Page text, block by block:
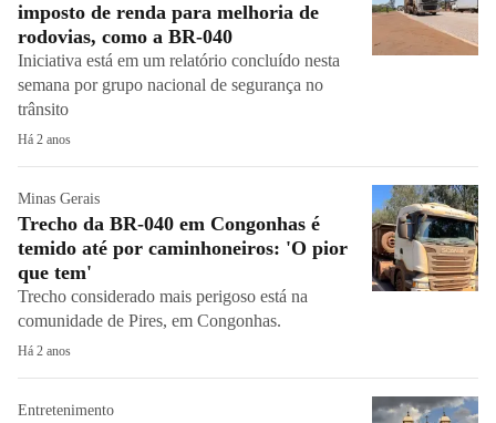
imposto de renda para melhoria de
rodovias, como a BR-040
Iniciativa está em um relatório concluído nesta
semana por grupo nacional de segurança no
trânsito
Há 2 anos
Minas Gerais
Trecho da BR-040 em Congonhas é
temido até por caminhoneiros: 'O pior
que tem'
Trecho considerado mais perigoso está na
comunidade de Pires, em Congonhas.
Há 2 anos
Entretenimento